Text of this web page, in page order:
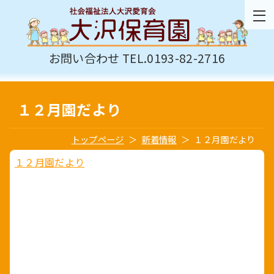
お問い合わせ TEL.0193-82-2716
１２月園だより
トップページ 新着情報 １２月園だより
１２月園だより